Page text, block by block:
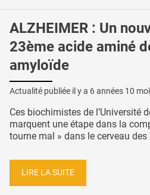
ALZHEIMER : Un
23ème acide aminé
amyloïde
Actualité publiée il y a 6 années 10
Ces biochimistes de l’Université
marquent une étape dans la
tourne mal » dans le cerveau des
LIRE LA SUITE